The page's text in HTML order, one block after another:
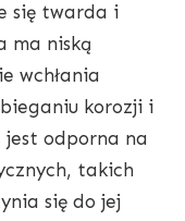
się twarda i
ma niską
wchłania
korozji i
jest odporna na
takich
się do jej